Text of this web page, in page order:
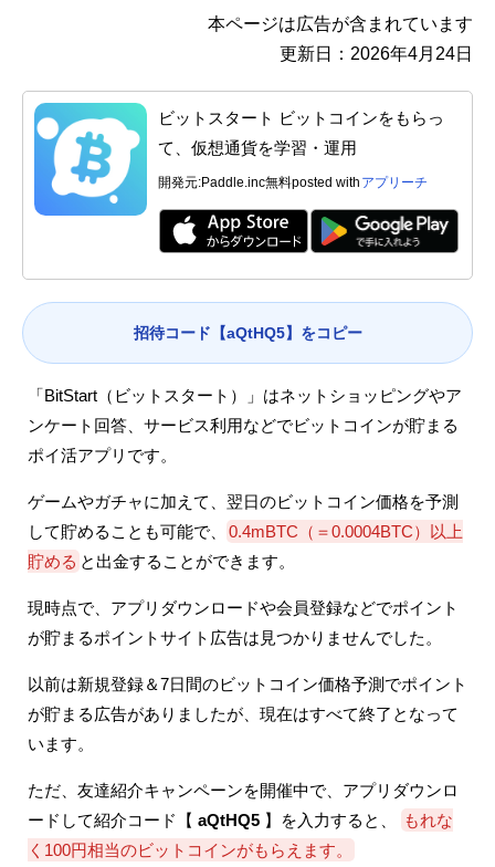
本ページは広告が含まれています
更新日：2026年4月24日
ビットスタート ビットコインをもらっ
て、仮想通貨を学習・運用
開発元:Paddle.inc無料posted with アプリーチ
招待コード【aQtHQ5】をコピー
「BitStart（ビットスタート）」はネットショッピングやア
ンケート回答、サービス利用などでビットコインが貯まる
ポイ活アプリです。
ゲームやガチャに加えて、翌日のビットコイン価格を予測
して貯めることも可能で、
0.4mBTC（＝0.0004BTC）以上
貯める と出金することができます。
現時点で、アプリダウンロードや会員登録などでポイント
が貯まるポイントサイト広告は見つかりませんでした。
以前は新規登録＆7日間のビットコイン価格予測でポイント
が貯まる広告がありましたが、現在はすべて終了となって
います。
ただ、友達紹介キャンペーンを開催中で、アプリダウンロ
ードして紹介コード【 aQtHQ5 】を入力すると、
もれな
く100円相当のビットコインがもらえます。